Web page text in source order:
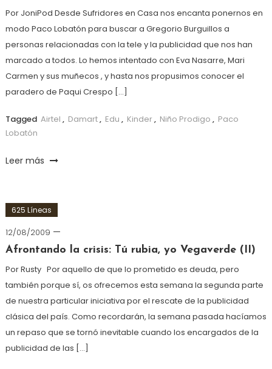
Por JoniPod Desde Sufridores en Casa nos encanta ponernos en
modo Paco Lobatón para buscar a Gregorio Burguillos a
personas relacionadas con la tele y la publicidad que nos han
marcado a todos. Lo hemos intentado con Eva Nasarre, Mari
Carmen y sus muñecos , y hasta nos propusimos conocer el
paradero de Paqui Crespo […]
Tagged Airtel , Damart, Edu , Kinder, Niño Prodigo , Paco
Lobatón
Leer más
625 Líneas
12/08/2009
Afrontando la crisis: Tú rubia, yo Vegaverde (II)
Por Rusty Por aquello de que lo prometido es deuda, pero
también porque sí, os ofrecemos esta semana la segunda parte
de nuestra particular iniciativa por el rescate de la publicidad
clásica del país. Como recordarán, la semana pasada hacíamos
un repaso que se tornó inevitable cuando los encargados de la
publicidad de las […]